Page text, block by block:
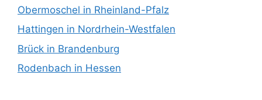
Obermoschel in Rheinland-Pfalz
Hattingen in Nordrhein-Westfalen
Brück in Brandenburg
Rodenbach in Hessen